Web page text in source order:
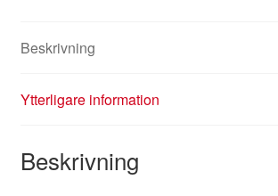
Beskrivning
Ytterligare information
Beskrivning